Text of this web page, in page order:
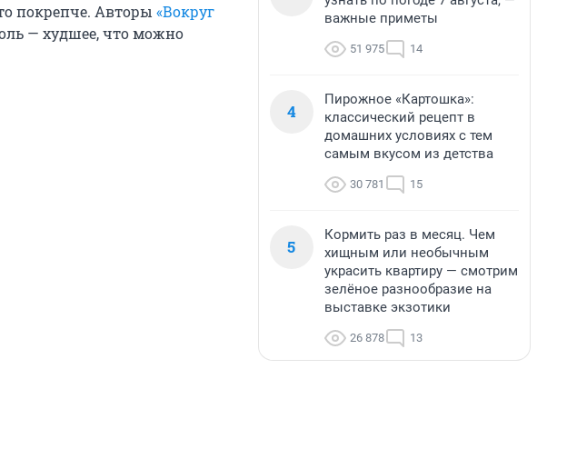
покрепче. Авторы «Вокруг
— худшее, что можно
важные приметы
51 975 14
4
Пирожное «Картошка»:
классический рецепт в
домашних условиях с тем
самым вкусом из детства
30 781 15
5
Кормить раз в месяц. Чем
хищным или необычным
украсить квартиру — смотрим
зелёное разнообразие на
выставке экзотики
26 878 13